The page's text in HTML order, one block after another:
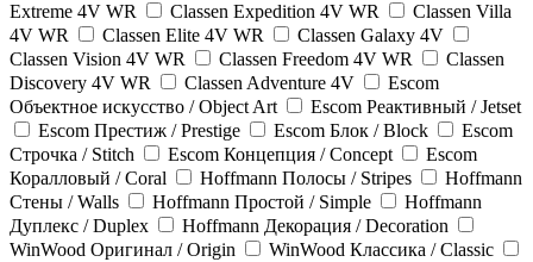
Extreme 4V WR
Classen Expedition 4V WR
Classen Villa
4V WR
Classen Elite 4V WR
Classen Galaxy 4V
Classen Vision 4V WR
Classen Freedom 4V WR
Classen
Discovery 4V WR
Classen Adventure 4V
Escom
Объектное искусство / Object Art
Escom Реактивный / Jetset
Escom Престиж / Prestige
Escom Блок / Block
Escom
Строчка / Stitch
Escom Концепция / Concept
Escom
Коралловый / Coral
Hoffmann Полосы / Stripes
Hoffmann
Стены / Walls
Hoffmann Простой / Simple
Hoffmann
Дуплекс / Duplex
Hoffmann Декорация / Decoration
WinWood Оригинал / Origin
WinWood Классика / Classic